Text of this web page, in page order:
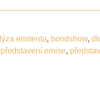
emitenta, bondshow,
představení emise,